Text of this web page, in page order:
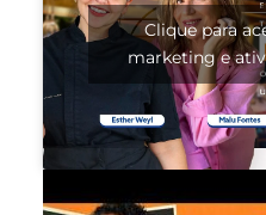
Clique para
marketing e